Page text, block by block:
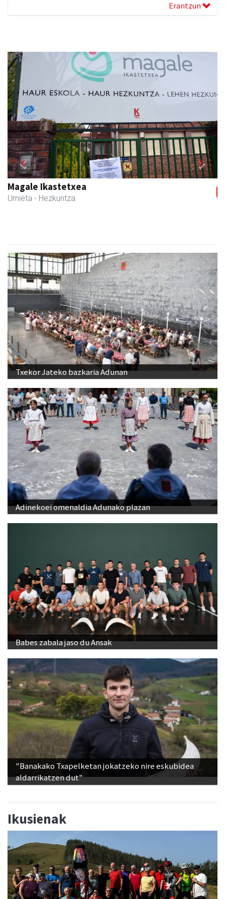
Erantzun
Magale Ikastetxea
Urnieta - Hezkuntza
Previous Next
Txekor Jateko bazkaria Adunan
Adinekoei omenaldia Adunako plazan
Babes zabala jaso du Ansak
"Banakako Txapelketan jokatzeko nire eskubidea
aldarrikatzen dut"
Ikusienak